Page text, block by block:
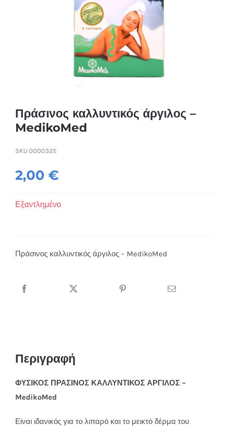
Πράσινος καλλυντικός άργιλος –
MedikoMed
SKU 000032E
2,00 €
Εξαντλημένο
Πράσινος καλλυντικός άργιλος – MedikoMed
Περιγραφή
ΦΥΣΙΚΟΣ ΠΡΑΣΙΝΟΣ ΚΑΛΛΥΝΤΙΚΟΣ ΑΡΓΙΛΟΣ –
MedikoMed
Είναι ιδανικός για το λιπαρό και το μεικτό δέρμα του